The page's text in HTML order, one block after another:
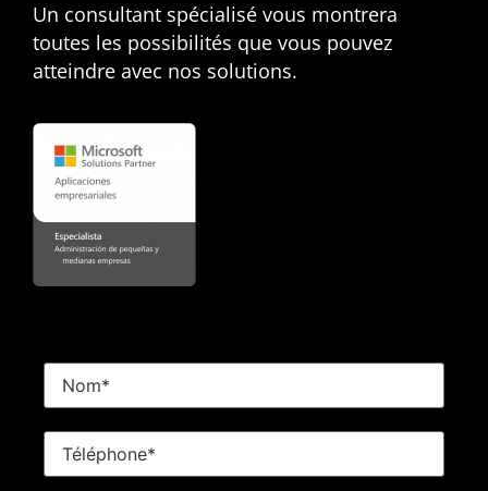
Un consultant spécialisé vous montrera
toutes les possibilités que vous pouvez
atteindre avec nos solutions.